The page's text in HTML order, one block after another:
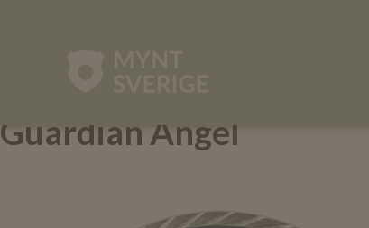
Guardian Angel